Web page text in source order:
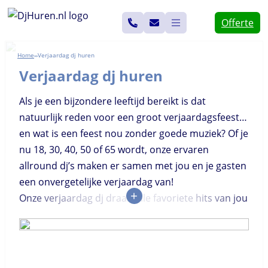
Ga
inhoud
Offerte
Home>>Verjaardag dj huren
Verjaardag dj huren
Als je een bijzondere leeftijd bereikt is dat
natuurlijk reden voor een groot verjaardagsfeest…
en wat is een feest nou zonder goede muziek? Of je
nu 18, 30, 40, 50 of 65 wordt, onze ervaren
allround dj’s maken er samen met jou en je gasten
een onvergetelijke verjaardag van!
Onze verjaardag dj draait alle favoriete hits van jou
binnengekomen in de top 40 of 30 jaar geleden op
+